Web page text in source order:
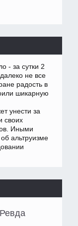
- за сутки 2
не все
радость в
шикарную
унести за
своих
Иными
альтруизме